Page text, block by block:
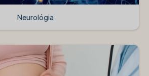
Neurológia